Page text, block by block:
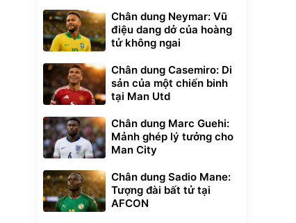
Chân dung Neymar: Vũ
điệu dang dở của hoàng
tử không ngai
Chân dung Casemiro: Di
sản của một chiến binh
tại Man Utd
Chân dung Marc Guehi:
Mảnh ghép lý tưởng cho
Man City
Chân dung Sadio Mane:
Tượng đài bất tử tại
AFCON